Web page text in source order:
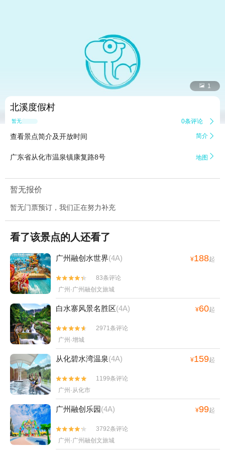
 1
北溪度假村
暂无点评 0条评论 
查看景点简介及开放时间 简介 
广东省从化市温泉镇康复路8号 地图 
暂无报价
暂无门票预订，我们正在努力补充
看了该景点的人还看了
广州融创水世界(4A) ¥188起


83条评论
广州·广州融创文旅城
白水寨风景名胜区(4A) ¥60起


2971条评论
广州·增城
从化碧水湾温泉(4A) ¥159起


1199条评论
广州·从化市
广州融创乐园(4A) ¥99起


3792条评论
广州·广州融创文旅城